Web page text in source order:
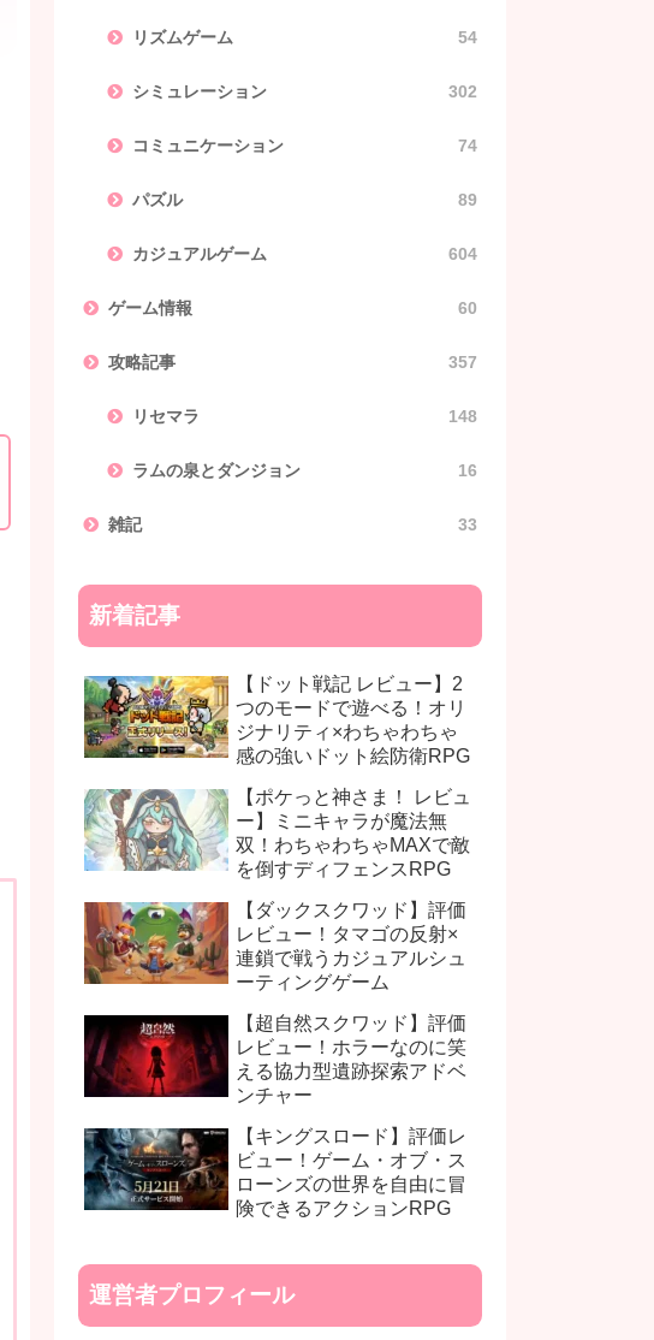
リズムゲーム 54
シミュレーション 302
コミュニケーション 74
パズル 89
カジュアルゲーム 604
ゲーム情報 60
攻略記事 357
リセマラ 148
ラムの泉とダンジョン 16
雑記 33
新着記事
【ドット戦記 レビュー】2
つのモードで遊べる！オリ
ジナリティ×わちゃわちゃ
感の強いドット絵防衛RPG
【ポケっと神さま！ レビュ
ー】ミニキャラが魔法無
双！わちゃわちゃMAXで敵
を倒すディフェンスRPG
【ダックスクワッド】評価
レビュー！タマゴの反射×
連鎖で戦うカジュアルシュ
ーティングゲーム
【超自然スクワッド】評価
レビュー！ホラーなのに笑
える協力型遺跡探索アドベ
ンチャー
【キングスロード】評価レ
ビュー！ゲーム・オブ・ス
ローンズの世界を自由に冒
険できるアクションRPG
運営者プロフィール